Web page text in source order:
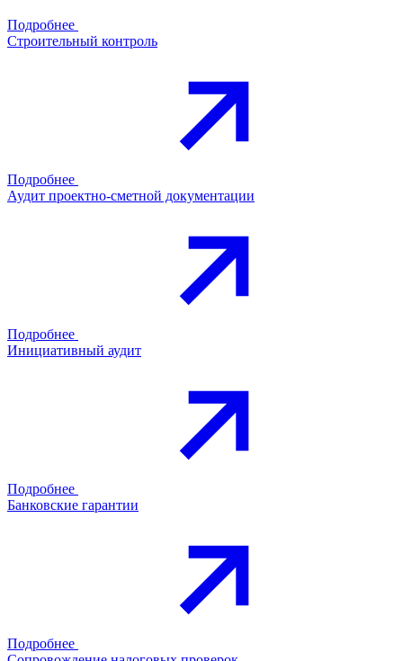
Подробнее
Строительный контроль
Подробнее
Аудит проектно-сметной документации
Подробнее
Инициативный аудит
Подробнее
Банковские гарантии
Подробнее